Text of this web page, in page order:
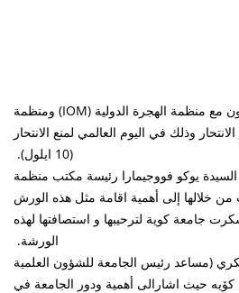
اقامت جامعة كوية و بالتعاون مع منظمة الهجرة الدولية (IOM) ومنظمة
وذلك في اليوم العالمي لمنع الانتحار
(10 ايلول).
يوكو فووجيمارا رئيسة مکتب منظمة
من خلالها إلى أهمية اقامة مثل هذه الورش
جامعة كوية لترحيبها و استصافتها لهذه
الورشة.
(مساعد رئيس الجامعة للشؤون العلمية
کۆیە حیث اشارالی أهمية ودور الجامعة في